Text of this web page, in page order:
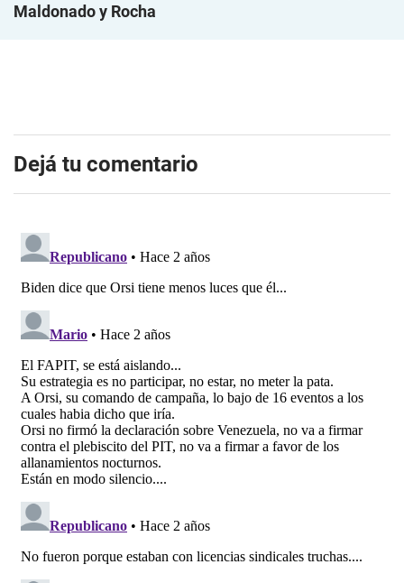
Maldonado y Rocha
Dejá tu comentario